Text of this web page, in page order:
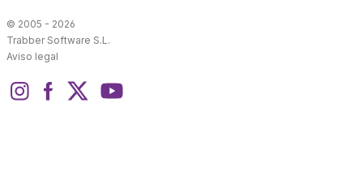
© 2005 - 2026
Trabber Software S.L.
Aviso legal